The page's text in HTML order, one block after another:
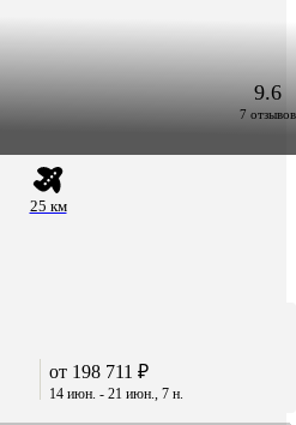
9.6
7 отзывов
25 км
от 198 711 ₽
14 июн. - 21 июн., 7 н.